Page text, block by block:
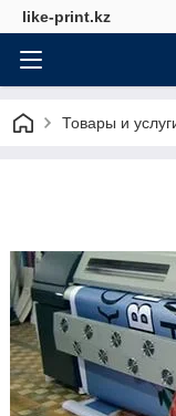
like-print.kz
Товары и